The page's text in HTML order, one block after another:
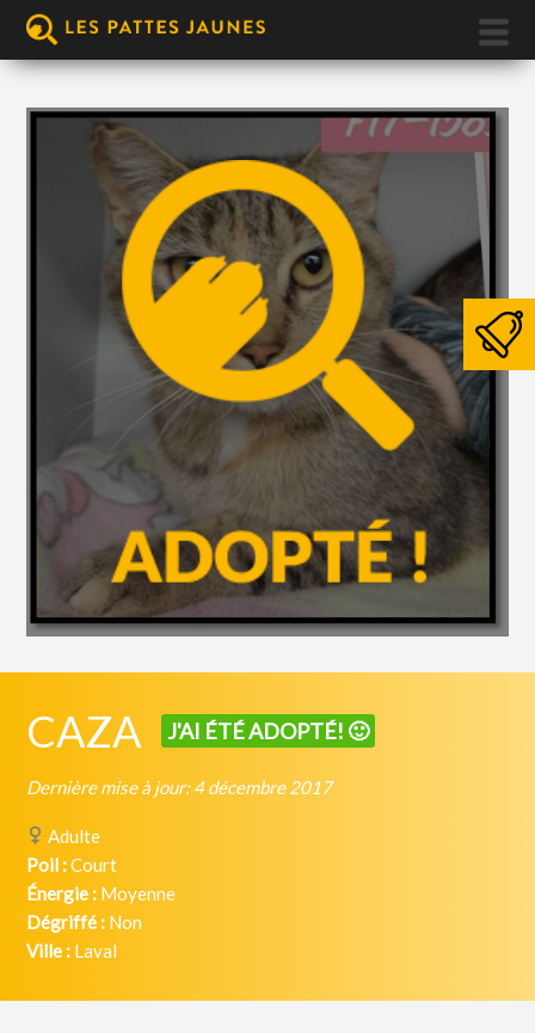
CAZA J'AI ÉTÉ ADOPTÉ! 🙂
Dernière mise à jour: 4 décembre 2017
Adulte
Poil :Court
Énergie : Moyenne
Dégriffé : Non
Ville : Laval